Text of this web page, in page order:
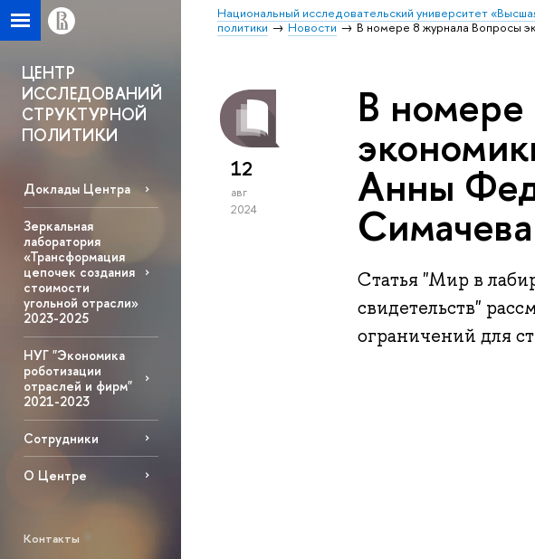
Национальный исследовательский университет
политики
Новости В номере 8 журнала Вопросы
ЦЕНТР
ИССЛЕДОВАНИЙ
СТРУКТУРНОЙ
ПОЛИТИКИ
Доклады Центра
Зеркальная
лаборатория
«Трансформация
цепочек создания
стоимости
угольной отрасли»
2023-2025
НУГ "Экономика
роботизации
отраслей и фирм"
2021-2023
Сотрудники
О Центре
Контакты
12
авг
2024
В
Анны
Симачева
Статья "Мир в
свидетельств"
ограничений для